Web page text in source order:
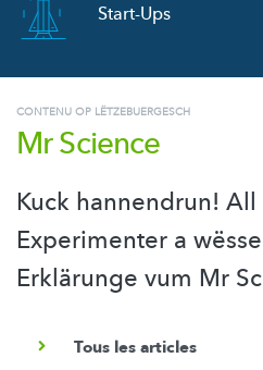
Start-Ups
CONTENU OP LËTZEBUERGESCH
Mr Science
Kuck hannendrun!
Experimenter a
Erklärunge vum Mr
Tous les articles